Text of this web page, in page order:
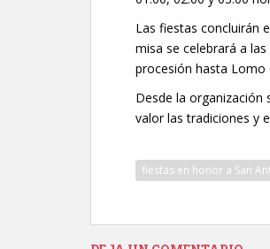
Las fiestas concluirán
misa se celebrará a
procesión hasta Lomo
Desde la organización
valor las tradiciones y
fiestas en honor a San